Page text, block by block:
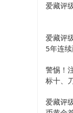
爱藏评
爱藏评
5年连
警惕！
标十、
爱藏评